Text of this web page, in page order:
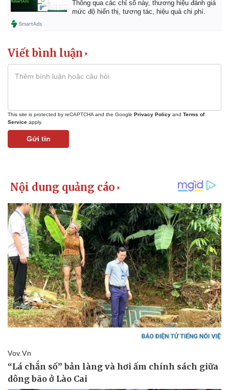
Thông qua các chỉ số này, thương hiệu đánh giá
mức độ hiển thị, tương tác, hiệu quả chi phí.
Viết bình luận
This site is protected by reCAPTCHA and the Google Privacy Policy and Terms of
Service apply.
Gửi tin